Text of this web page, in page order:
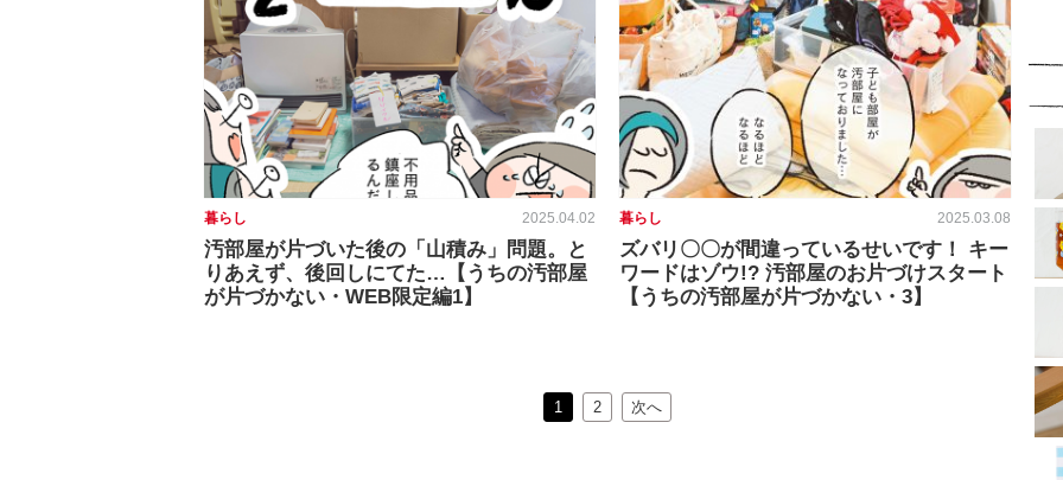
暮らし 2025.04.02
汚部屋が片づいた後の「山積み」問題。と
りあえず、後回しにてた…【うちの汚部屋
が片づかない・WEB限定編1】
暮らし 2025.03.08
ズバリ〇〇が間違っているせいです！ キー
ワードはゾウ!? 汚部屋のお片づけスタート
【うちの汚部屋が片づかない・3】
1 2 次へ